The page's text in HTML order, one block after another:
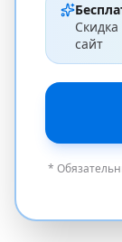
Скидка
сайт
*